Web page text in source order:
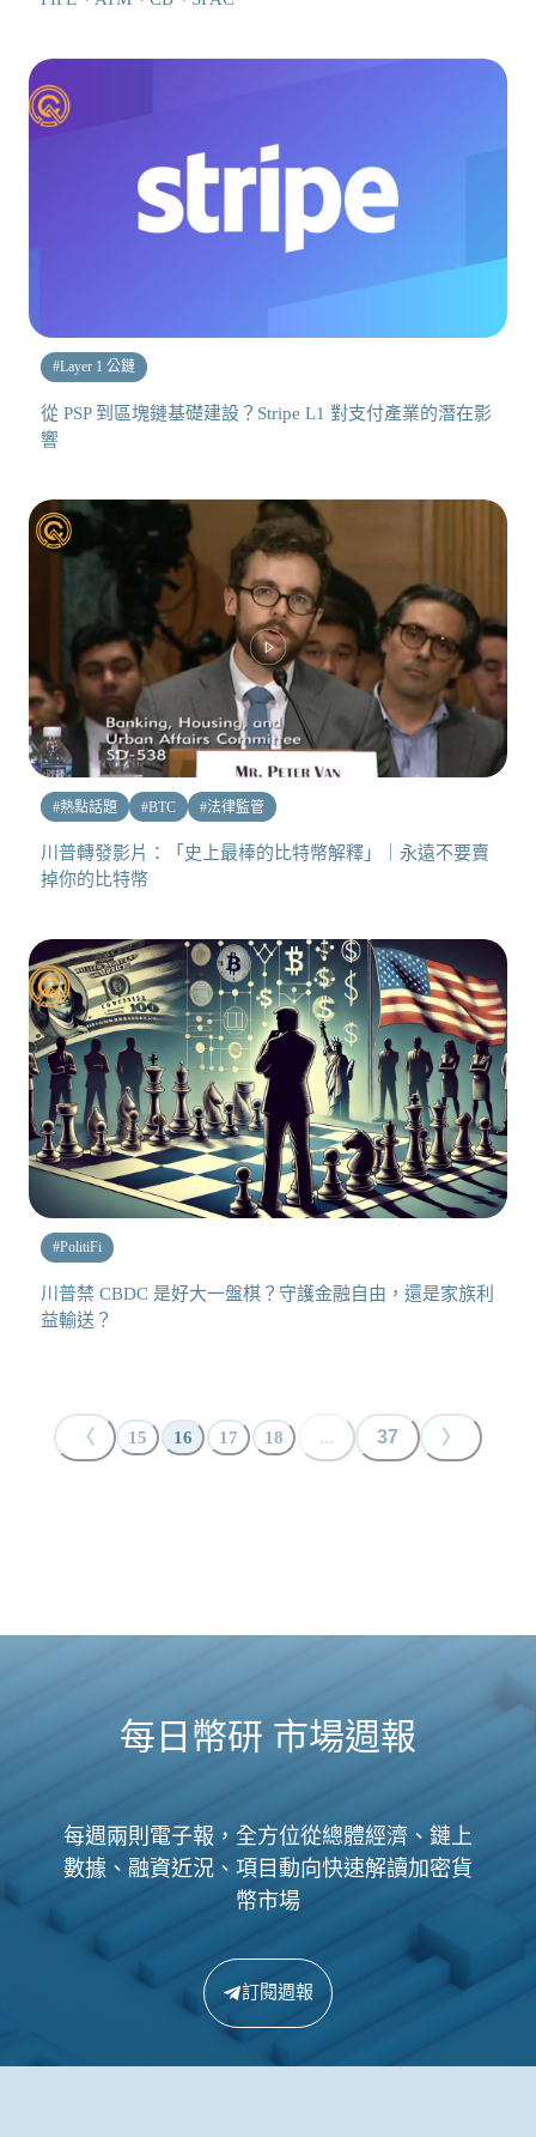
#Layer 1 公鏈
從 PSP 到區塊鏈基礎建設？Stripe L1 對支付產業的潛在影
響
#熱點話題 #BTC #法律監管
川普轉發影片：「史上最棒的比特幣解釋」｜永遠不要賣
掉你的比特幣
#PolitiFi
川普禁 CBDC 是好大一盤棋？守護金融自由，還是家族利
益輸送？
〈 15 16 17 18 ... 37 〉
每日幣研 市場週報
每週兩則電子報，全方位從總體經濟、鏈上
數據、融資近況、項目動向快速解讀加密貨
幣市場
訂閱週報